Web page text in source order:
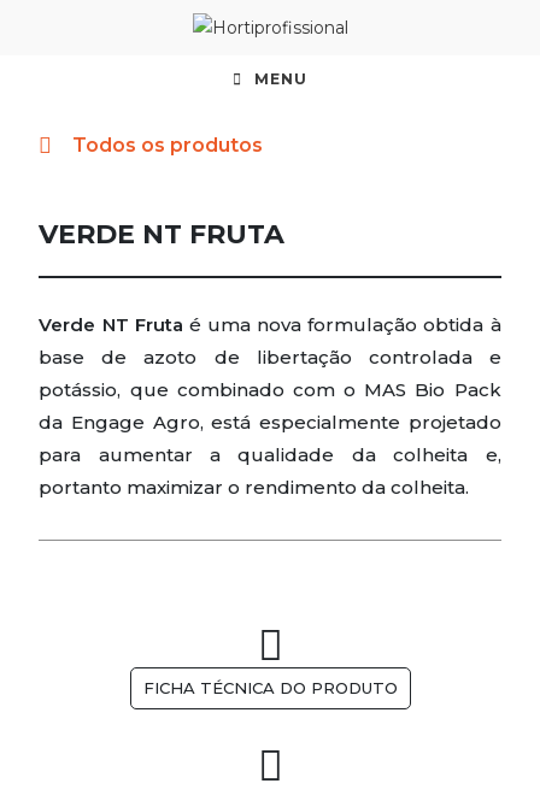
MENU
Todos os produtos
VERDE NT FRUTA
Verde NT Fruta é uma nova formulação obtida à
base de azoto de libertação controlada e
potássio, que combinado com o MAS Bio Pack
da Engage Agro, está especialmente projetado
para aumentar a qualidade da colheita e,
portanto maximizar o rendimento da colheita.
FICHA TÉCNICA DO PRODUTO